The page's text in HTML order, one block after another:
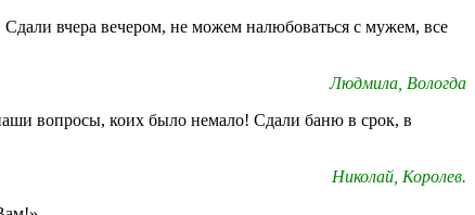
вчера вечером, не можем налюбоваться с мужем, все
Людмила, Вологда
вопросы, коих было немало! Сдали баню в срок, в
Николай, Королев.